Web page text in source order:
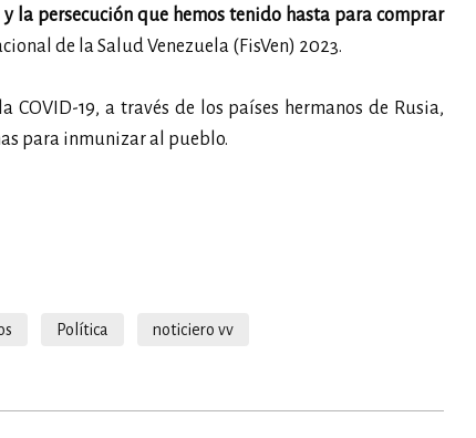
la persecución que hemos tenido hasta para comprar
de la Salud Venezuela (FisVen) 2023.
19, a través de los países hermanos de Rusia,
para inmunizar al pueblo.
Política noticiero vv